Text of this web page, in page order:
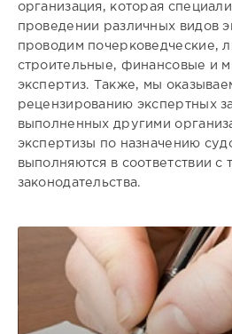
организация, которая
проведении различных видов
проводим почерковедческие,
строительные, финансовые и
экспертиз. Также, мы
рецензированию экспертных
выполненных другими
экспертизы по назначению
выполняются в соответствии с
законодательства.